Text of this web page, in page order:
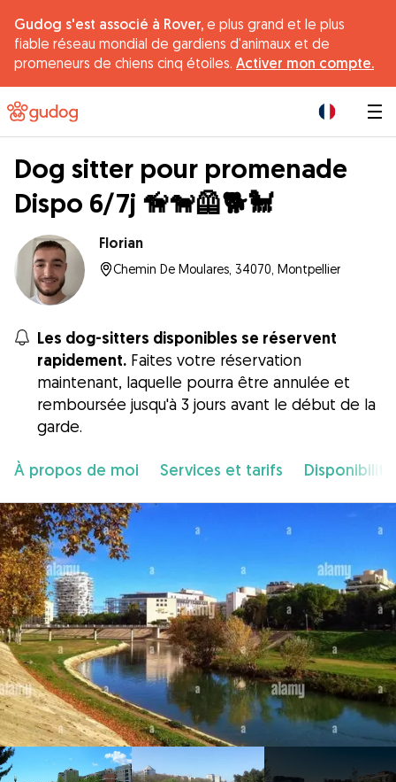
Gudog s'est associé à Rover, e plus grand et le plus
fiable réseau mondial de gardiens d'animaux et de
promeneurs de chiens cinq étoiles. Activer mon compte.
Dog sitter pour promenade
Dispo 6/7j 🦮🐕‍🦺🐕🐩
Florian
Chemin De Moulares, 34070, Montpellier
Les dog-sitters disponibles se réservent
rapidement. Faites votre réservation
maintenant, laquelle pourra être annulée et
remboursée jusqu'à 3 jours avant le début de la
garde.
À propos de moi Services et tarifs Disponibilité